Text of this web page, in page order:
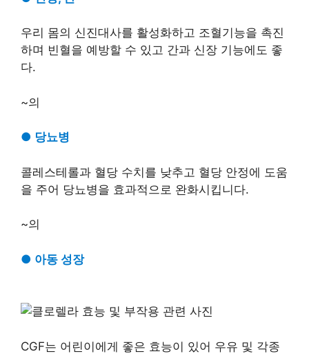
우리 몸의 신진대사를 활성화하고 조혈기능을 촉진
하며 빈혈을 예방할 수 있고 간과 신장 기능에도 좋
다.
~의
● 당뇨병
콜레스테롤과 혈당 수치를 낮추고 혈당 안정에 도움
을 주어 당뇨병을 효과적으로 완화시킵니다.
~의
● 아동 성장
CGF는 어린이에게 좋은 효능이 있어 우유 및 각종